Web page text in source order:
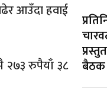
आउँदा हवाई
२७३ रुपैयाँ ३८
बैठक